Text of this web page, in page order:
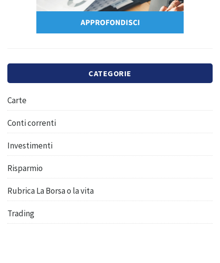
CATEGORIE
Carte
Conti correnti
Investimenti
Risparmio
Rubrica La Borsa o la vita
Trading